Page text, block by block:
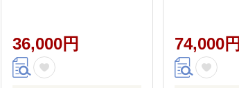
36,000円 74,000円